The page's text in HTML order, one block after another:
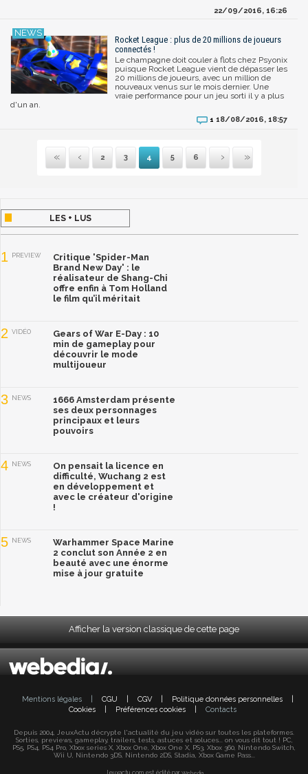
22/09/2016, 16:26
Rocket League : plus de 20 millions de joueurs
connectés !
Le champagne doit couler à flots chez Psyonix
puisque Rocket League vient de dépasser les
20 millions de joueurs, avec un million de
nouveaux venus sur le mois dernier. Une
vraie performance pour un jeu sorti il y a plus
d'un an.
1 18/08/2016, 18:57
Première
Précédente
2 3 4 5 6
Suivante
Dernière
LES + LUS
1 PREVIEW
Critique 'Spider-Man
Brand New Day' : le
réalisateur de Shang-Chi
offre enfin à Tom Holland
le film qu’il méritait
2 VIDÉO
Gears of War E-Day : 10
min de gameplay pour
découvrir le mode
multijoueur
3 NEWS
1666 Amsterdam présente
ses deux personnages
principaux et leurs
pouvoirs
4 NEWS
On pensait la licence en
difficulté, Wuchang 2 est
en développement et
avec le créateur d'origine
!
5 NEWS
Warhammer Space Marine
2 conclut son Année 2 en
beauté avec une énorme
mise à jour gratuite
Afficher la version classique de cette page
Mentions légales CGU CGV Politique données personnelles
Cookies
Préférences cookies Contacts
Depuis 2004, JeuxActu décrypte l'actualité du jeu vidéo sur toutes les plateformes.
Sorties, previews, gameplay, trailers, tests, astuces et soluces... on vous dit tout ! PC,
PS5, PS4, PS4 Pro, Xbox series X, Xbox One, Xbox One X, PS3, Xbox 360, Nintendo Switch,
Wii U, Nintendo 3DS, Nintendo 2DS, Stadia, Xbox Game Pass...
Jeuxactu.com est édité par Webedia